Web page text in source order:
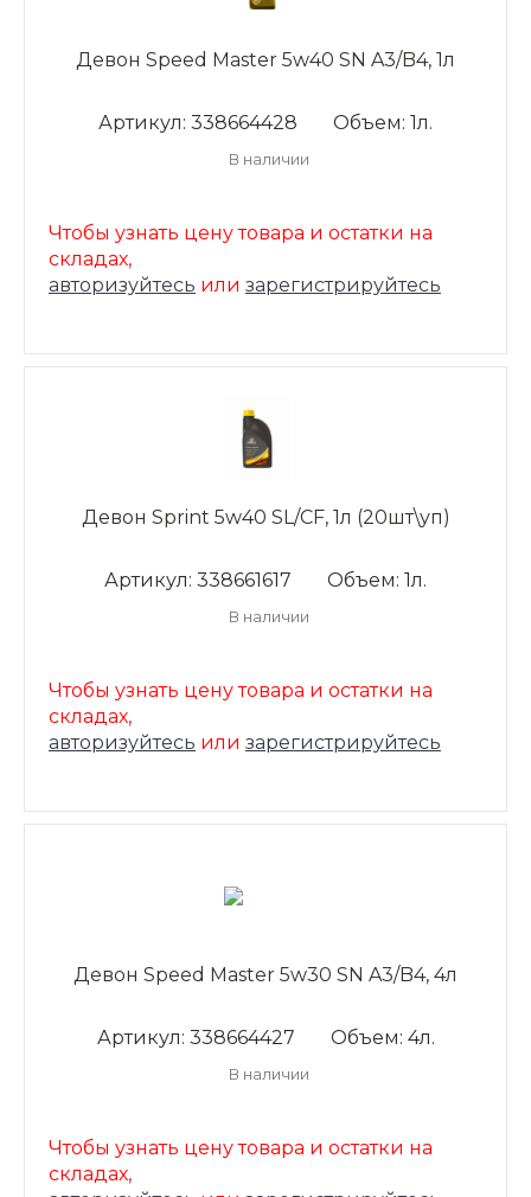
Девон Speed Master 5w40 SN A3/B4, 1л
Артикул: 338664428 Объем: 1л.
В наличии
Чтобы узнать цену товара и остатки на
складах,
авторизуйтесь или зарегистрируйтесь
Девон Sprint 5w40 SL/CF, 1л (20шт\уп)
Артикул: 338661617 Объем: 1л.
В наличии
Чтобы узнать цену товара и остатки на
складах,
авторизуйтесь или зарегистрируйтесь
Девон Speed Master 5w30 SN A3/B4, 4л
Артикул: 338664427 Объем: 4л.
В наличии
Чтобы узнать цену товара и остатки на
складах,